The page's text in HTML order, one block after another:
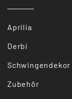
Aprilia
Derbi
Schwingendekor
Zubehör